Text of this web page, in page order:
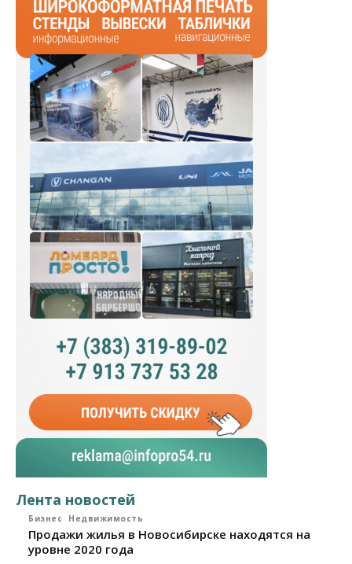
Лента новостей
Бизнес Недвижимость
Продажи жилья в Новосибирске находятся на
уровне 2020 года